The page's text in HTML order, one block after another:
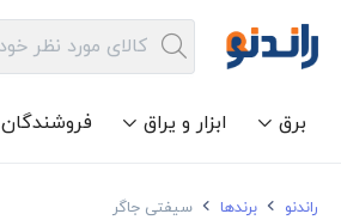
برق ابزار و یراق فروشندگان
راندنو برندها سیفتی جاگر